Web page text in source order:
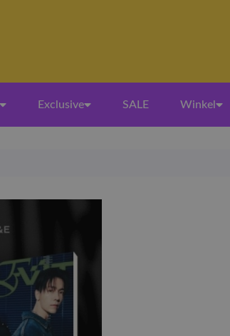
Exclusive SALE Winkel